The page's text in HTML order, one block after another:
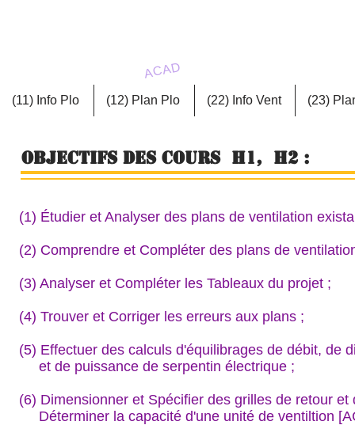
ACAD
(11) Info Plo (12) Plan Plo (22) Info Vent (23)
Objectifs des cours H1, h2 :
(1) Étudier et Analyser des plans de ventilation
(2) Comprendre et Compléter des plans de
(3) Analyser et Compléter les Tableaux du projet ;
(4) Trouver et Corriger les erreurs aux plans ;
(5) Effectuer des calculs d'équilibrages de débit, de
et de puissance de serpentin électrique ;
(6) Dimensionner et Spécifier des grilles de retour et
Déterminer la capacité d'une unité de ventiltion